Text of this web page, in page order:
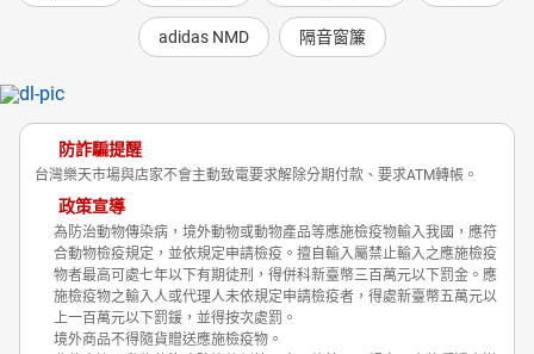
adidas NMD 隔音窗簾
防詐騙提醒
台灣樂天市場與店家不會主動致電要求解除分期付款、要求ATM轉帳。
政策宣導
為防治動物傳染病，境外動物或動物產品等應施檢疫物輸入我國，應符
合動物檢疫規定，並依規定申請檢疫。擅自輸入屬禁止輸入之應施檢疫
物者最高可處七年以下有期徒刑，得併科新臺幣三百萬元以下罰金。應
施檢疫物之輸入人或代理人未依規定申請檢疫者，得處新臺幣五萬元以
上一百萬元以下罰鍰，並得按次處罰。
境外商品不得隨貨贈送應施檢疫物。